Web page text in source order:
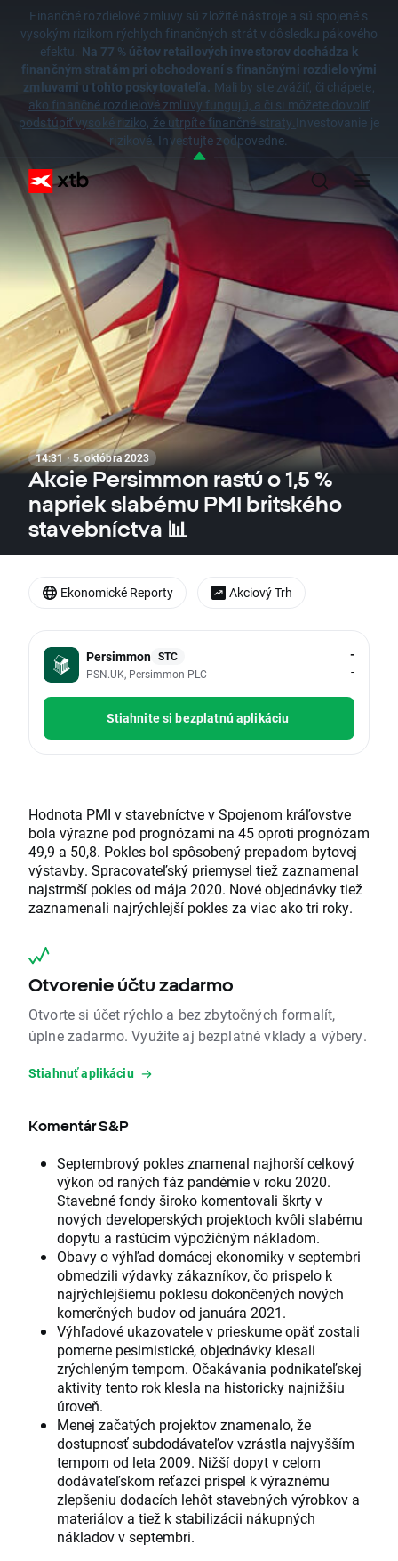
Finančné rozdielové zmluvy sú zložité nástroje a sú spojené s
vysokým rizikom rýchlych finančných strát v dôsledku pákového
efektu. Na 77 % účtov retailových investorov dochádza k
finančným stratám pri obchodovaní s finančnými rozdielovými
zmluvami u tohto poskytovateľa. Mali by ste zvážiť, či chápete,
ako finančné rozdielové zmluvy fungujú, a či si môžete dovoliť
podstúpiť vysoké riziko, že utrpíte finančné straty.Investovanie je
rizikové. Investujte zodpovedne.
14:31 · 5. októbra 2023
Akcie Persimmon rastú o 1,5 %
napriek slabému PMI britského
stavebníctva 📊
Persimmon STC
PSN.UK, Persimmon PLC
-
-
Stiahnite si bezplatnú aplikáciu
Hodnota PMI v stavebníctve v Spojenom kráľovstve
bola výrazne pod prognózami na 45 oproti prognózam
49,9 a 50,8. Pokles bol spôsobený prepadom bytovej
výstavby. Spracovateľský priemysel tiež zaznamenal
najstrmší pokles od mája 2020. Nové objednávky tiež
zaznamenali najrýchlejší pokles za viac ako tri roky.
Otvorenie účtu zadarmo
Otvorte si účet rýchlo a bez zbytočných formalít,
úplne zadarmo. Využite aj bezplatné vklady a výbery.
Stiahnuť aplikáciu
Komentár S&P
Septembrový pokles znamenal najhorší celkový
výkon od raných fáz pandémie v roku 2020.
Stavebné fondy široko komentovali škrty v
nových developerských projektoch kvôli slabému
dopytu a rastúcim výpožičným nákladom.
Obavy o výhľad domácej ekonomiky v septembri
obmedzili výdavky zákazníkov, čo prispelo k
najrýchlejšiemu poklesu dokončených nových
komerčných budov od januára 2021.
Výhľadové ukazovatele v prieskume opäť zostali
pomerne pesimistické, objednávky klesali
zrýchleným tempom. Očakávania podnikateľskej
aktivity tento rok klesla na historicky najnižšiu
úroveň.
Menej začatých projektov znamenalo, že
dostupnosť subdodávateľov vzrástla najvyšším
tempom od leta 2009. Nižší dopyt v celom
dodávateľskom reťazci prispel k výraznému
zlepšeniu dodacích lehôt stavebných výrobkov a
materiálov a tiež k stabilizácii nákupných
nákladov v septembri.
Ekonomické Reporty Akciový Trh